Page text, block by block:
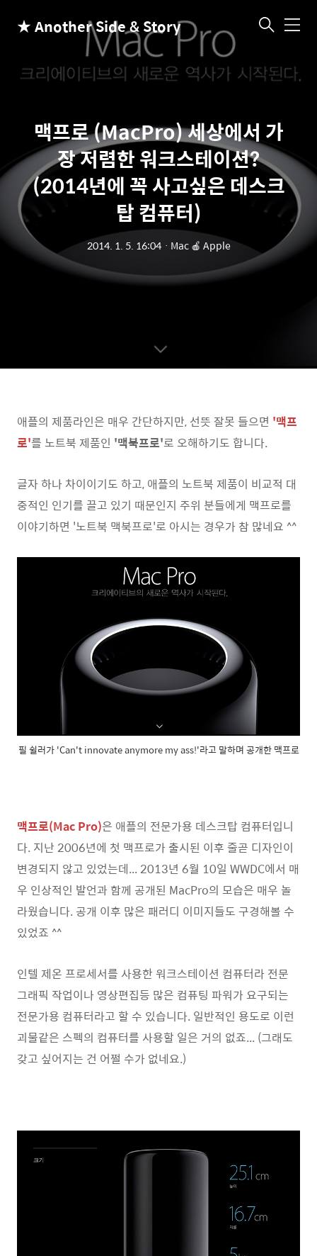
★ Another Side & Story 메
맥프로 (MacPro) 세상에서 가
장 저렴한 워크스테이션?
(2014년에 꼭 사고싶은 데스크
탑 컴퓨터)
2014. 1. 5. 16:04ㆍ Mac 🍎 Apple
애플의 제품라인은 매우 간단하지만, 선뜻 잘못 들으면 '맥프
로'를 노트북 제품인 '맥북프로'로 오해하기도 합니다.
글자 하나 차이이기도 하고, 애플의 노트북 제품이 비교적 대
중적인 인기를 끌고 있기 때문인지 주위 분들에게 맥프로를
이야기하면 '노트북 맥북프로'로 아시는 경우가 참 많네요 ^^
필 쉴러가 'Can't innovate anymore my ass!'라고 말하며 공개한 맥프로
맥프로(Mac Pro)은 애플의 전문가용 데스크탑 컴퓨터입니
다. 지난 2006년에 첫 맥프로가 출시된 이후 줄곧 디자인이
변경되지 않고 있었는데... 2013년 6월 10일 WWDC에서 매
우 인상적인 발언과 함께 공개된 MacPro의 모습은 매우 놀
라웠습니다. 공개 이후 많은 패러디 이미지들도 구경해볼 수
있었죠 ^^
인텔 제온 프로세서를 사용한 워크스테이션 컴퓨터라 전문
그래픽 작업이나 영상편집등 많은 컴퓨팅 파워가 요구되는
전문가용 컴퓨터라고 할 수 있습니다. 일반적인 용도로 이런
괴물같은 스펙의 컴퓨터를 사용할 일은 거의 없죠... (그래도
갖고 싶어지는 건 어쩔 수가 없네요.)